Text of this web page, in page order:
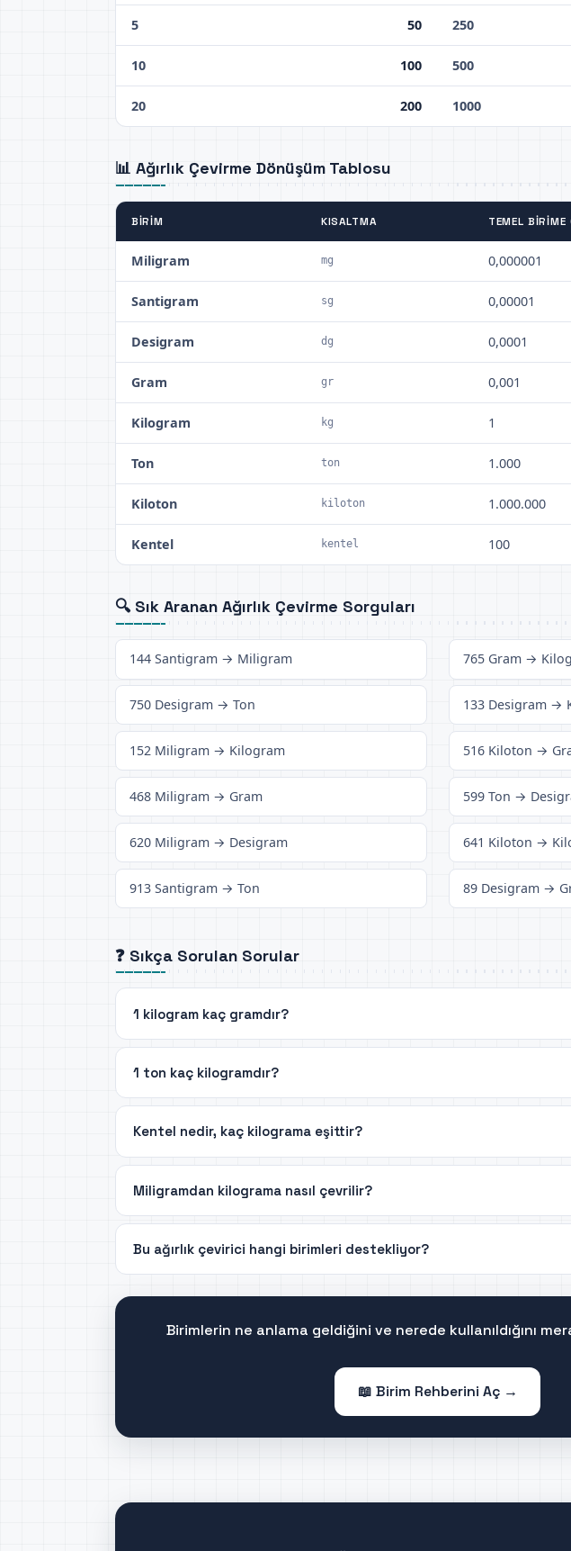
5 50 250
10 100 500
20 200 1000
📊 Ağırlık Çevirme Dönüşüm Tablosu
BIRIM KISALTMA TEMEL BIRIME
Miligram mg 0,000001
Santigram sg 0,00001
Desigram dg 0,0001
Gram gr 0,001
Kilogram kg 1
Ton ton 1.000
Kiloton kiloton 1.000.000
Kentel kentel 100
🔍 Sık Aranan Ağırlık Çevirme Sorguları
144 Santigram → Miligram
750 Desigram → Ton
152 Miligram → Kilogram
468 Miligram → Gram
620 Miligram → Desigram
913 Santigram → Ton
765 Gram →
133 Desigram →
516 Kiloton →
599 Ton →
641 Kiloton →
89 Desigram →
❓ Sıkça Sorulan Sorular
1 kilogram kaç gramdır?
1 ton kaç kilogramdır?
Kentel nedir, kaç kilograma eşittir?
Miligramdan kilograma nasıl çevrilir?
Bu ağırlık çevirici hangi birimleri destekliyor?
Birimlerin ne anlama geldiğini ve nerede kullanıldığını
📖 Birim Rehberini Aç →